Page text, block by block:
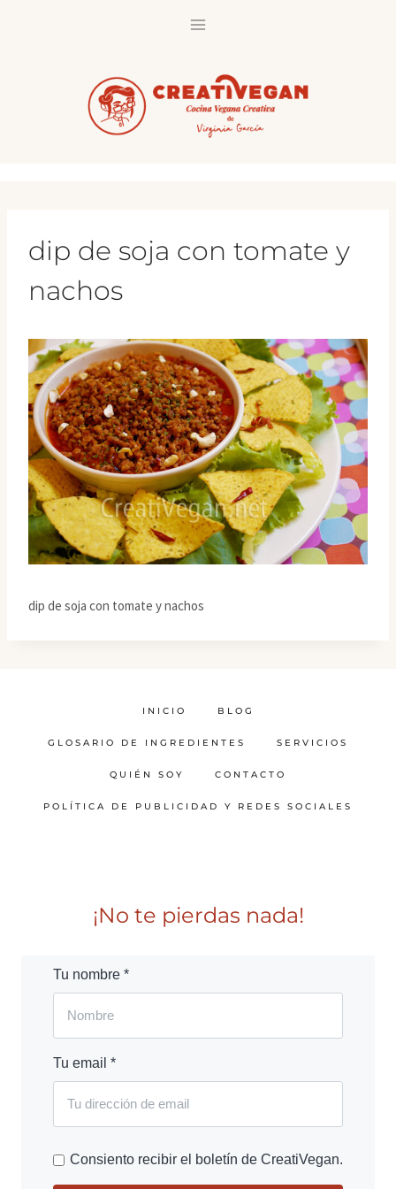
dip de soja con tomate y
nachos
dip de soja con tomate y nachos
INICIO BLOG
GLOSARIO DE INGREDIENTES SERVICIOS
QUIÉN SOY CONTACTO
POLÍTICA DE PUBLICIDAD Y REDES SOCIALES
¡No te pierdas nada!
Tu nombre *
Tu email *
Consiento recibir el boletín de CreatiVegan.